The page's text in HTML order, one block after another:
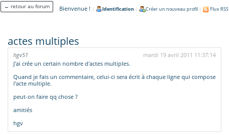
← retour au forum Bienvenue ! | Identification | Créer un nouveau profil | Flux RSS
actes multiples
hgv51
mardi 19 avril 2011 11:37:14
J'ai crée un certain nombre d'actes multiples.
Quand je fais un commentaire, celui-ci sera écrit à chaque ligne qui compose
l'acte multiple.
peut-on faire qq chose ?
amitiés
hgv